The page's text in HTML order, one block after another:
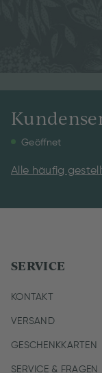
Geöffnet
Alle häufig
SERVICE
KONTAKT
VERSAND
GESCHENKKARTEN
SERVICE & FRAGEN